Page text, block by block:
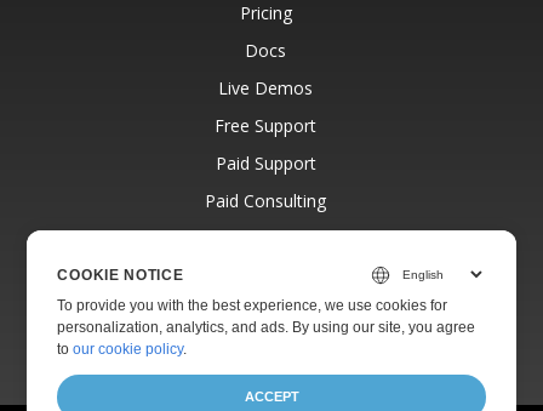
Pricing
Docs
Live Demos
Free Support
Paid Support
Paid Consulting
Blog
About
COOKIE NOTICE
To provide you with the best experience, we use cookies for
personalization, analytics, and ads. By using our site, you agree
toour cookie policy.
ACCEPT